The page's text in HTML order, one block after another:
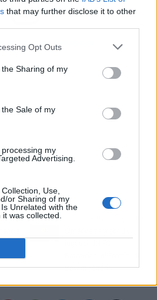
that may further disclose it to other
Opt Outs
Sharing of my
Sale of my
my
Advertising.
Use,
or Sharing of my
Unrelated with the
was collected.
en Instagram
Gavi ni Ferrán